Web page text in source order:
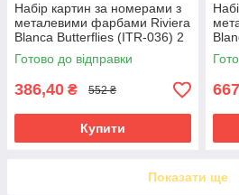
Набір картин за номерами з
металевими фарбами Riviera
Blanca Butterflies (ITR-036) 2
шт в наборі
Готово до відправки
386,40 ₴ 552 ₴
Купити
Показати ще